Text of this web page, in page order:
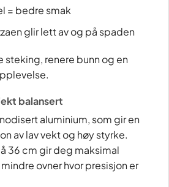
= bedre smak
glir lett av og på spaden
steking, renere bunn og en
balansert
aluminium, som gir en
av lav vekt og høy styrke.
36 cm gir deg maksimal
ovner hvor presisjon er